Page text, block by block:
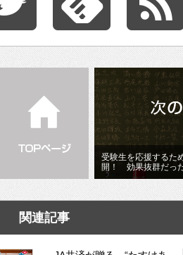
受験生を応援するた
開！ 効果抜群だっ
関連記事